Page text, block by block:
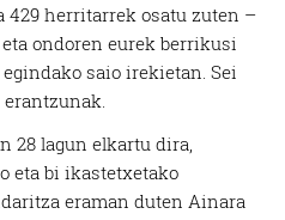
429 herritarrek osatu zuten –
ondoren eurek berrikusi
saio irekietan. Sei
28 lagun elkartu dira,
eta bi ikastetxetako
eraman duten Ainara